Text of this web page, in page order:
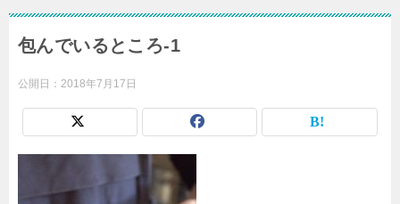
包んでいるところ-1
公開日： 2018年7月17日